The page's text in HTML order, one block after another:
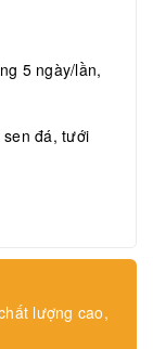
5 ngày/lần,
đá, tưới
lượng cao,